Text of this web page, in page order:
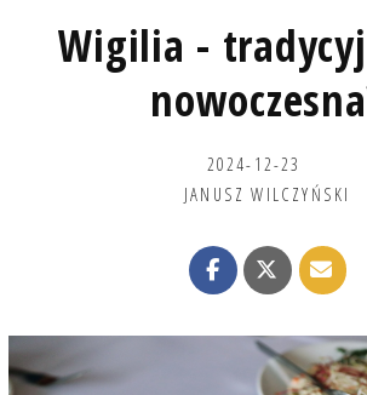
Wigilia -
2024-12-23
JANUSZ WILCZYŃSKI